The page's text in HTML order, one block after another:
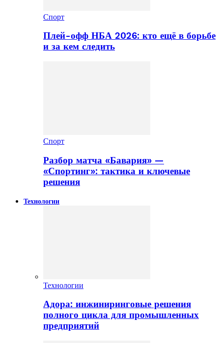
Спорт
Плей-офф НБА 2026: кто ещё в борьбе
и за кем следить
Спорт
Разбор матча «Бавария» —
«Спортинг»: тактика и ключевые
решения
Технологии
Технологии
Адора: инжиниринговые решения
полного цикла для промышленных
предприятий